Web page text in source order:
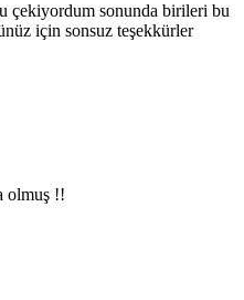
çekiyordum sonunda birileri bu
için sonsuz teşekkürler
olmuş !!